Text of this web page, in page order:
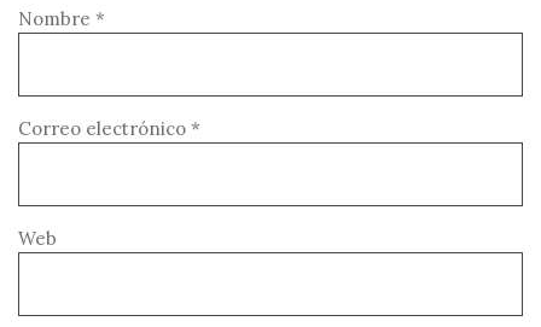
Nombre *
Correo electrónico *
Web